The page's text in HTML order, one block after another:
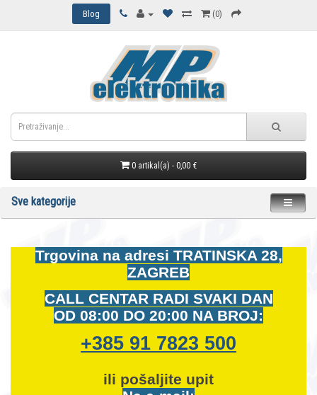
Blog (0)
0 artikal(a) - 0,00 €
Sve kategorije
Trgovina na adresi TRATINSKA 28,
ZAGREB
CALL CENTAR RADI SVAKI DAN
OD 08:00 DO 20:00 NA BROJ:
+385 91 7823 500
ili pošaljite upit